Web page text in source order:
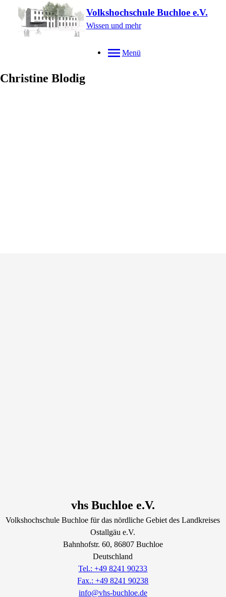
Volkshochschule Buchloe e.V.
Wissen und mehr
Menü
Christine Blodig
vhs Buchloe e.V.
Volkshochschule Buchloe für das nördliche Gebiet des Landkreises
Ostallgäu e.V.
Bahnhofstr. 60, 86807 Buchloe
Deutschland
Tel.: +49 8241 90233
Fax.: +49 8241 90238
info@vhs-buchloe.de